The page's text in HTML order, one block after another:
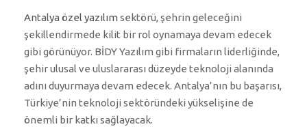
Antalya özel yazılım sektörü, şehrin geleceğini
şekillendirmede kilit bir rol oynamaya devam edecek
gibi görünüyor. BİDY Yazılım gibi firmaların liderliğinde,
şehir ulusal ve uluslararası düzeyde teknoloji alanında
adını duyurmaya devam edecek. Antalya’nın bu başarısı,
Türkiye’nin teknoloji sektöründeki yükselişine de
önemli bir katkı sağlayacak.